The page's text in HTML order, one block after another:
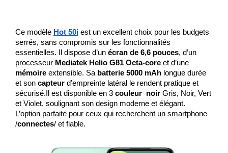
Ce modèle Hot 50i est un excellent choix pour les budgets
serrés, sans compromis sur les fonctionnalités
essentielles. Il dispose d’un écran de 6,6 pouces, d’un
processeur Mediatek Helio G81 Octa-core
mémoire extensible. Sa batterie 5000 mAh longue durée
et son capteur d’empreinte latéral le rendent pratique et
sécurisé.Il est disponible en 3 couleur noir Gris, Noir, Vert
et Violet, soulignant son design moderne et élégant.
L’option parfaite pour ceux qui recherchent un smartphone
/connectes/ et fiable.